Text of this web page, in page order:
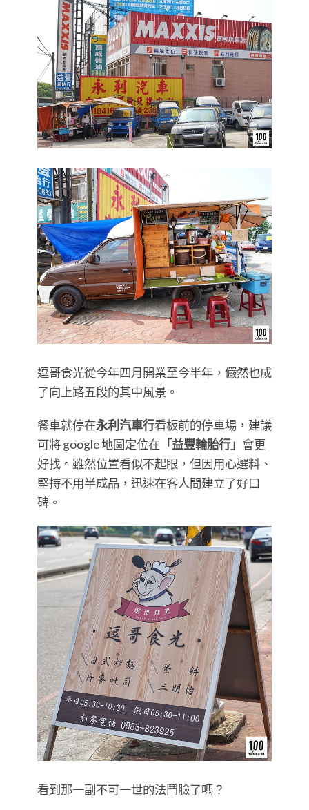
逗哥食光從今年四月開業至今半年，儼然也成
了向上路五段的其中風景。
餐車就停在永利汽車行看板前的停車場，建議
可將 google 地圖定位在 「益豐輪胎行」 會更
好找。雖然位置看似不起眼，但因用心選料、
堅持不用半成品，迅速在客人間建立了好口
碑。
看到那一副不可一世的法鬥臉了嗎？